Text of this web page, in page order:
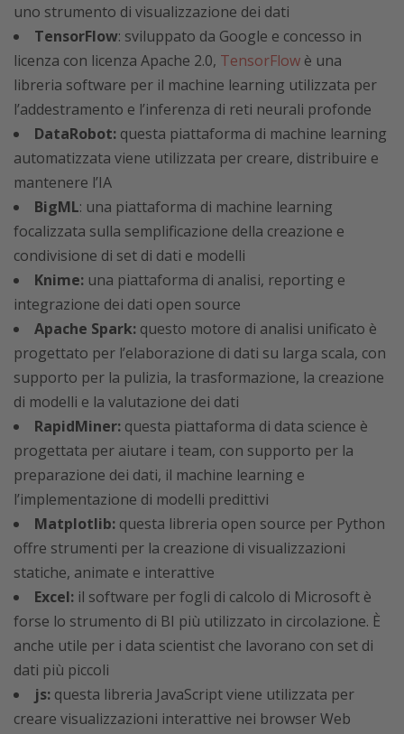
uno strumento di visualizzazione dei dati
TensorFlow: sviluppato da Google e concesso in
licenza con licenza Apache 2.0, TensorFlow è una
libreria software per il machine learning utilizzata per
l’addestramento e l’inferenza di reti neurali profonde
DataRobot: questa piattaforma di machine learning
automatizzata viene utilizzata per creare, distribuire e
mantenere l’IA
BigML: una piattaforma di machine learning
focalizzata sulla semplificazione della creazione e
condivisione di set di dati e modelli
Knime: una piattaforma di analisi, reporting e
integrazione dei dati open source
Apache Spark: questo motore di analisi unificato è
progettato per l’elaborazione di dati su larga scala, con
supporto per la pulizia, la trasformazione, la creazione
di modelli e la valutazione dei dati
RapidMiner: questa piattaforma di data science è
progettata per aiutare i team, con supporto per la
preparazione dei dati, il machine learning e
l’implementazione di modelli predittivi
Matplotlib: questa libreria open source per Python
offre strumenti per la creazione di visualizzazioni
statiche, animate e interattive
Excel: il software per fogli di calcolo di Microsoft è
forse lo strumento di BI più utilizzato in circolazione. È
anche utile per i data scientist che lavorano con set di
dati più piccoli
js: questa libreria JavaScript viene utilizzata per
creare visualizzazioni interattive nei browser Web